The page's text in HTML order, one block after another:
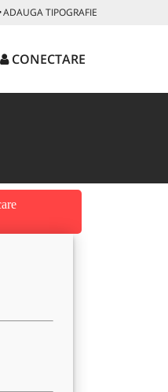
ADAUGA TIPOGRAFIE
CONECTARE